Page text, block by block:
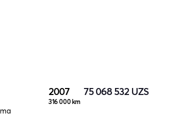
2007
316 000 km
75 068 532 UZS